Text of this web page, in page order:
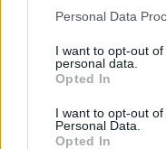
Personal Data
I want to opt-out
personal data.
Opted In
I want to opt-out
Personal Data.
Opted In
θεμέλια στη
Δυρραχίου. Οι
ολοκληρώθηκαν το
Ιακώβου Σισανίου
πραγματοποίησε